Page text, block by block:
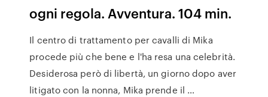
ogni regola. Avventura. 104 min.
Il centro di trattamento per cavalli di Mika
procede più che bene e l'ha resa una celebrità.
Desiderosa però di libertà, un giorno dopo aver
litigato con la nonna, Mika prende il …